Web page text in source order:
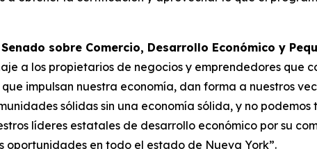
sobre Comercio, Desarrollo Económico y
a los propietarios de negocios y emprendedores que
impulsan nuestra economía, dan forma a nuestros
sólidas sin una economía sólida, y no podemos
líderes estatales de desarrollo económico por su
en todo el estado de Nueva York”.